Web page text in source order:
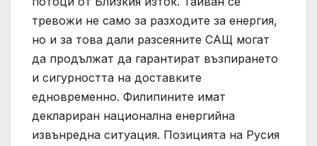
тревожи не само за разходите за енергия,
но и за това дали разсеяните САЩ могат
да продължат да гарантират възпирането
и сигурността на доставките
едновременно. Филипините имат
деклариран национална енергийна
извънредна ситуация. Позицията на Русия